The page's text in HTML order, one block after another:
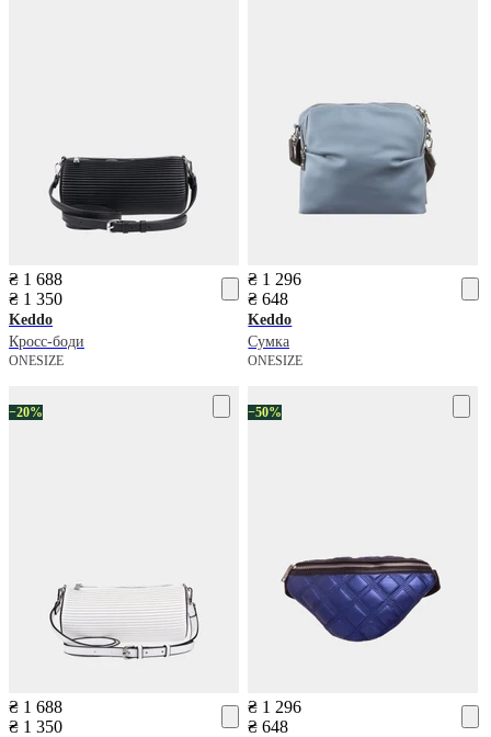
₴ 1 688
₴ 1 350
Keddo
Кросс-боди
ONESIZE
₴ 1 296
₴ 648
Keddo
Сумка
ONESIZE
−20%
₴ 1 688
₴ 1 350
−50%
₴ 1 296
₴ 648